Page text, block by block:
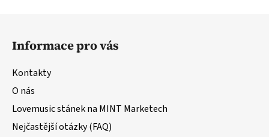
Informace pro vás
Kontakty
O nás
Lovemusic stánek na MINT Marketech
Nejčastější otázky (FAQ)